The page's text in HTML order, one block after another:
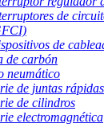
de
de
de carbón
neumático
de juntas rápidas
de cilindros
electromagnética